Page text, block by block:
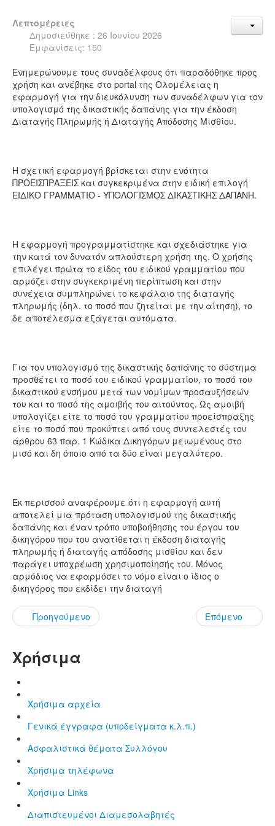
Λεπτομέρειες
Δημοσιεύθηκε : 26 Ιουνίου 2026
Εμφανίσεις: 150
Ενημερώνουμε τους συναδέλφους ότι παραδόθηκε προς
χρήση και ανέβηκε στο portal της Ολομέλειας η
εφαρμογή για την διευκόλυνση των συναδέλφων για τον
υπολογισμό της δικαστικής δαπάνης για την έκδοση
Διαταγής Πληρωμής ή Διαταγής Απόδοσης Μισθίου.
Η σχετική εφαρμογή βρίσκεται στην ενότητα
ΠΡΟΕΙΣΠΡΑΞΕΙΣ και συγκεκριμένα στην ειδική επιλογή
ΕΙΔΙΚΟ ΓΡΑΜΜΑΤΙΟ - ΥΠΟΛΟΓΙΣΜΟΣ ΔΙΚΑΣΤΙΚΗΣ ΔΑΠΑΝΗ.
Η εφαρμογή προγραμματίστηκε και σχεδιάστηκε για
την κατά τον δυνατόν απλούστερη χρήση της. Ο χρήσης
επιλέγει πρώτα το είδος του ειδικού γραμματίου που
αρμόζει στην συγκεκριμένη περίπτωση και στην
συνέχεια συμπληρώνει το κεφάλαιο της διαταγής
πληρωμής (δηλ. το ποσό που ζητείται με την αίτηση), το
δε αποτέλεσμα εξάγεται αυτόματα.
Για τον υπολογισμό της δικαστικής δαπάνης το σύστημα
προσθέτει το ποσό του ειδικού γραμματίου, το ποσό του
δικαστικού ενσήμου μετά των νομίμων προσαυξήσεών
του και το ποσό της αμοιβής του αιτούντος. Ως αμοιβή
υπολογίζει είτε το ποσό του γραμματίου προείσπραξης
είτε το ποσό που προκύπτει από τους συντελεστές του
άρθρου 63 παρ. 1 Κώδικα Δικηγόρων μειωμένους στο
μισό και δη όποιο από τα δύο είναι μεγαλύτερο.
Εκ περισσού αναφέρουμε ότι η εφαρμογή αυτή
αποτελεί μια πρόταση υπολογισμού της δικαστικής
δαπάνης και έναν τρόπο υποβοήθησης του έργου του
δικηγόρου που του ανατίθεται η έκδοση διαταγής
πληρωμής ή διαταγής απόδοσης μισθίου και δεν
παράγει υποχρέωση χρησιμοποίησής του. Μόνος
αρμόδιος να εφαρμόσει το νόμο είναι ο ίδιος ο
δικηγόρος που εκδίδει την διαταγή
Προηγούμενο Επόμενο
Χρήσιμα
Χρήσιμα αρχεία
Γενικά έγγραφα (υποδείγματα κ.λ.π.)
Aσφαλιστικά θέματα Συλλόγου
Χρήσιμα τηλέφωνα
Χρήσιμα Links
Διαπιστευμένοι Διαμεσολαβητές